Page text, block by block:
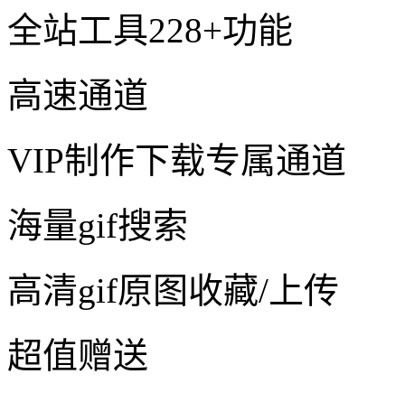
全站工具228+功能
高速通道
VIP制作下载专属通道
海量gif搜索
高清gif原图收藏/上传
超值赠送